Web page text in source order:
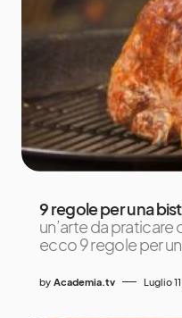
9 regole per una
un’arte da
ecco 9 regole per
by Academia.tv Luglio